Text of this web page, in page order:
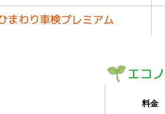
料金